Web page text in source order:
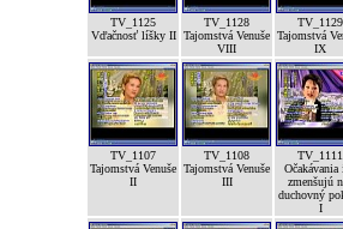
TV_1125
Vďačnosť líšky II
TV_1128
Tajomstvá Venuše
VIII
TV_1129
Tajomstvá
IX
TV_1107
Tajomstvá Venuše
II
TV_1108
Tajomstvá Venuše
III
TV_1111
Očakávania
zmenšujú
duchovný
I